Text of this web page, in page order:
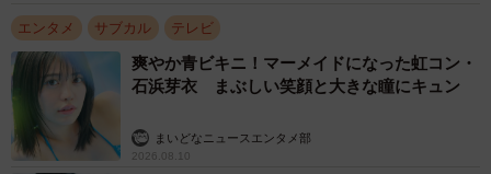
今でも「有村」の過半数は鹿児島県にあり、県内では広く
分布している。
エンタメ サブカル テレビ
爽やか青ビキニ！マーメイドになった虹コン・
石浜芽衣 まぶしい笑顔と大きな瞳にキュン
まいどなニュースエンタメ部
2026.08.10